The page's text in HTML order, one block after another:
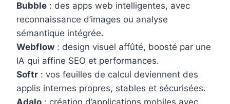
Bubble : des apps web intelligentes, avec
reconnaissance d’images ou analyse
sémantique intégrée.
Webflow : design visuel affûté, boosté par une
IA qui affine SEO et performances.
Softr : vos feuilles de calcul deviennent des
applis internes propres, stables et sécurisées.